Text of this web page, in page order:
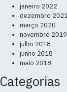
janeiro 2022
dezembro
março 2020
novembro 2019
julho 2018
junho 2018
maio 2018
Categorias